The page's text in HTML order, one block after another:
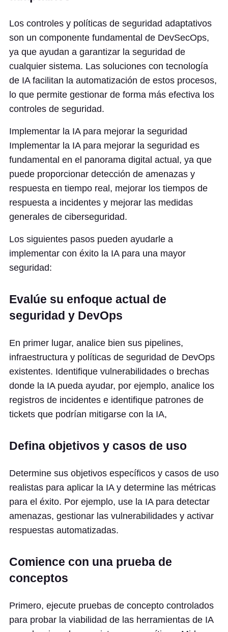
Los controles y políticas de seguridad adaptativos
son un componente fundamental de DevSecOps,
ya que ayudan a garantizar la seguridad de
cualquier sistema. Las soluciones con tecnología
de IA facilitan la automatización de estos procesos,
lo que permite gestionar de forma más efectiva los
controles de seguridad.
Implementar la IA para mejorar la seguridad
Implementar la IA para mejorar la seguridad es
fundamental en el panorama digital actual, ya que
puede proporcionar detección de amenazas y
respuesta en tiempo real, mejorar los tiempos de
respuesta a incidentes y mejorar las medidas
generales de ciberseguridad.
Los siguientes pasos pueden ayudarle a
implementar con éxito la IA para una mayor
seguridad:
Evalúe su enfoque actual de
seguridad y DevOps
En primer lugar, analice bien sus pipelines,
infraestructura y políticas de seguridad de DevOps
existentes. Identifique vulnerabilidades o brechas
donde la IA pueda ayudar, por ejemplo, analice los
registros de incidentes e identifique patrones de
tickets que podrían mitigarse con la IA,
Defina objetivos y casos de uso
Determine sus objetivos específicos y casos de uso
realistas para aplicar la IA y determine las métricas
para el éxito. Por ejemplo, use la IA para detectar
amenazas, gestionar las vulnerabilidades y activar
respuestas automatizadas.
Comience con una prueba de
conceptos
Primero, ejecute pruebas de concepto controlados
para probar la viabilidad de las herramientas de IA